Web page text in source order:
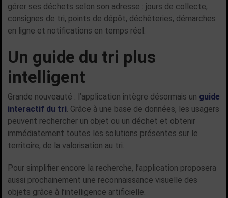
gérer ses déchets selon son adresse : jours de collecte,
consignes de tri, points de dépôt, déchèteries, démarches
en ligne et notifications en temps réel.
Un guide du tri plus
intelligent
Grande nouveauté : l’application intègre désormais un guide
interactif du tri. Grâce à une base de données, les usagers
peuvent rechercher un objet ou un déchet et obtenir
immédiatement toutes les solutions présentes sur le
territoire, de la valorisation au tri.
Pour simplifier encore la recherche, l’application proposera
aussi prochainement une reconnaissance visuelle des
objets grâce à l’intelligence artificielle.